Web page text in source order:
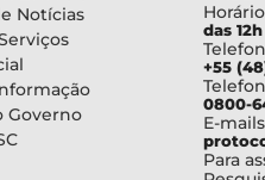
Notícias
Governo
das
+55
0800-
E-
Para